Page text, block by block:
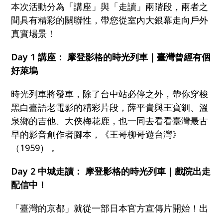
本次活動分為「講座」與「走讀」兩階段，兩者之
間具有精彩的關聯性，帶您從室內大銀幕走向戶外
真實場景！
Day 1 講座： 摩登影格的時光列車｜臺灣曾經有個
好萊塢
時光列車將發車，除了台中站必停之外，帶你穿梭
黑白臺語老電影的精彩片段，薛平貴與王寶釧、溫
泉鄉的吉他、大俠梅花鹿，也一同去看看臺灣最古
早的影音創作者腳本，《王哥柳哥遊台灣》
（1959） 。
Day 2 中城走讀： 摩登影格的時光列車｜戲院出走
配信中！
「臺灣的京都」就從一部日本官方宣傳片開始！出